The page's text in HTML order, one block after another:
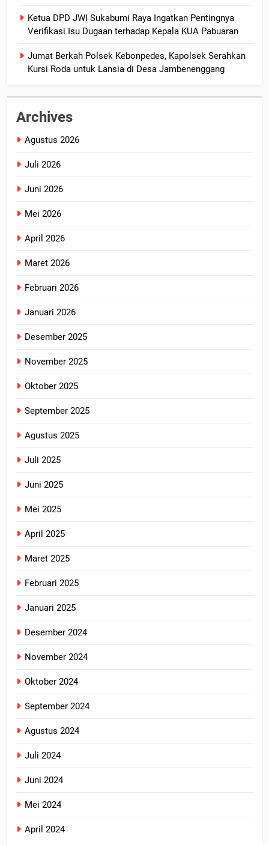
Ketua DPD JWI Sukabumi Raya Ingatkan Pentingnya
Verifikasi Isu Dugaan terhadap Kepala KUA Pabuaran
Jumat Berkah Polsek Kebonpedes, Kapolsek Serahkan
Kursi Roda untuk Lansia di Desa Jambenenggang
Archives
Agustus 2026
Juli 2026
Juni 2026
Mei 2026
April 2026
Maret 2026
Februari 2026
Januari 2026
Desember 2025
November 2025
Oktober 2025
September 2025
Agustus 2025
Juli 2025
Juni 2025
Mei 2025
April 2025
Maret 2025
Februari 2025
Januari 2025
Desember 2024
November 2024
Oktober 2024
September 2024
Agustus 2024
Juli 2024
Juni 2024
Mei 2024
April 2024